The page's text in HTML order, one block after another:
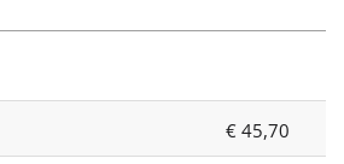
€ 45,70